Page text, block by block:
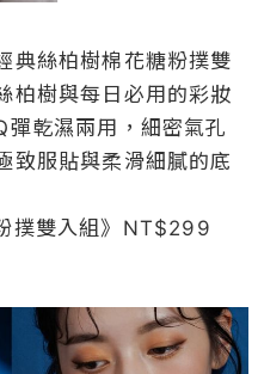
典絲柏樹棉花糖粉撲雙
柏樹與每日必用的彩妝
彈乾濕兩用，細密氣孔
致服貼與柔滑細膩的底
撲雙入組》NT$299